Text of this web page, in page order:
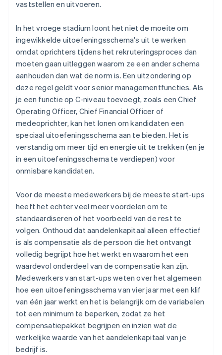
vaststellen en uitvoeren.
In het vroege stadium loont het niet de moeite om
ingewikkelde uitoefeningsschema's uit te werken
omdat oprichters tijdens het rekruteringsproces dan
moeten gaan uitleggen waarom ze een ander schema
aanhouden dan wat de norm is. Een uitzondering op
deze regel geldt voor senior managementfuncties. Als
je een functie op C-niveau toevoegt, zoals een Chief
Operating Officer, Chief Financial Officer of
medeoprichter, kan het lonen om kandidaten een
speciaal uitoefeningsschema aan te bieden. Het is
verstandig om meer tijd en energie uit te trekken (en je
in een uitoefeningsschema te verdiepen) voor
onmisbare kandidaten.
Voor de meeste medewerkers bij de meeste start-ups
heeft het echter veel meer voordelen om te
standaardiseren of het voorbeeld van de rest te
volgen. Onthoud dat aandelenkapitaal alleen effectief
is als compensatie als de persoon die het ontvangt
volledig begrijpt hoe het werkt en waarom het een
waardevol onderdeel van de compensatie kan zijn.
Medewerkers van start-ups weten over het algemeen
hoe een uitoefeningsschema van vier jaar met een klif
van één jaar werkt en het is belangrijk om de variabelen
tot een minimum te beperken, zodat ze het
compensatiepakket begrijpen en inzien wat de
werkelijke waarde van het aandelenkapitaal van je
bedrijf is.